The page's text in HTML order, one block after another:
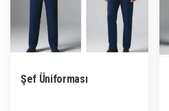
Şef Üniforması